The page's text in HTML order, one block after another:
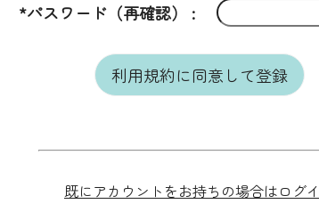
*パスワード（再確認）
既にアカウントをお持ちの場合はログ